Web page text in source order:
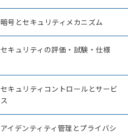
暗号とセキュリティメカニズム
セキュリティの評価・試験・仕様
セキュリティコントロールとサービ
ス
アイデンティティ管理とプライバシ